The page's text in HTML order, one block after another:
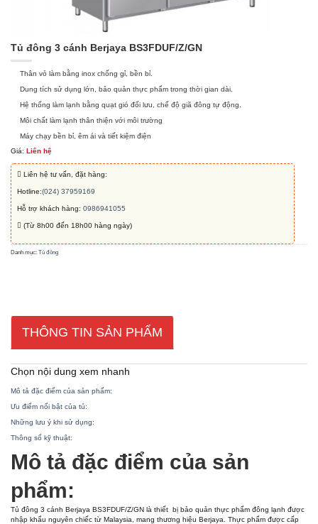
Tủ đông 3 cánh Berjaya BS3FDUF/Z/GN
Thân vỏ làm bằng inox chống gỉ, bền bỉ.
Dung tích sử dụng lớn, bảo quản thực phẩm trong thời gian dài.
Hệ thống làm lạnh bằng quạt gió đối lưu, chế độ giã đông tự động.
Môi chất làm lạnh thân thiện với môi trường
Máy chạy bền bỉ, êm ái và tiết kiệm điện
Giá: Liên hệ
Liên hệ tư vấn, đặt hàng:
Hotline:(024) 37959169
Hỗ trợ khách hàng: 0986941055
(Từ 8h00 đến 18h00 hàng ngày)
Danh mục: Tủ đông
THÔNG TIN SẢN PHẨM
Chọn nội dung xem nhanh
Mô tả đặc điểm của sản phẩm:
Ưu điểm nổi bật của tủ:
Những lưu ý khi sử dụng:
Thông số kỹ thuật:
Mô tả đặc điểm của sản
phẩm:
Tủ đông 3 cánh Berjaya BS3FDUF/Z/GN là thiết bị bảo quản thực phẩm đông lạnh được
nhập khẩu nguyên chiếc từ Malaysia, mang thương hiệu Berjaya. Thực phẩm được cấp